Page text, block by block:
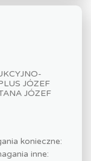
JÓZEF
JÓZEF
konieczne:
inne: